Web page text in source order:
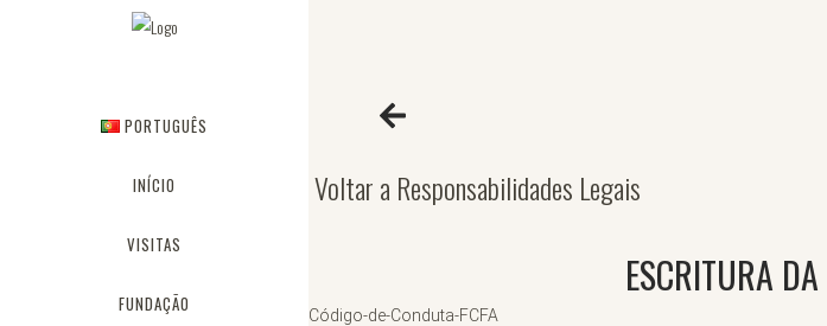
PORTUGUÊS
INÍCIO
VISITAS
FUNDAÇÃO
Voltar a Responsabilidades Legais
ESCRITURA
Código-de-Conduta-FCFA